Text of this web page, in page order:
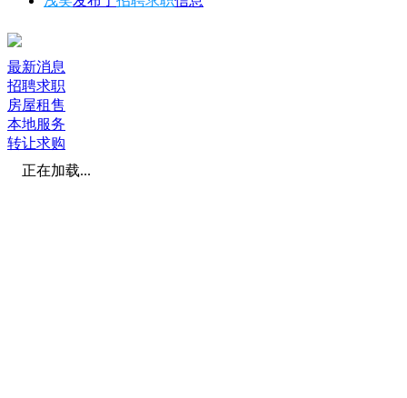
最新消息
招聘求职
房屋租售
本地服务
转让求购
正在加载...